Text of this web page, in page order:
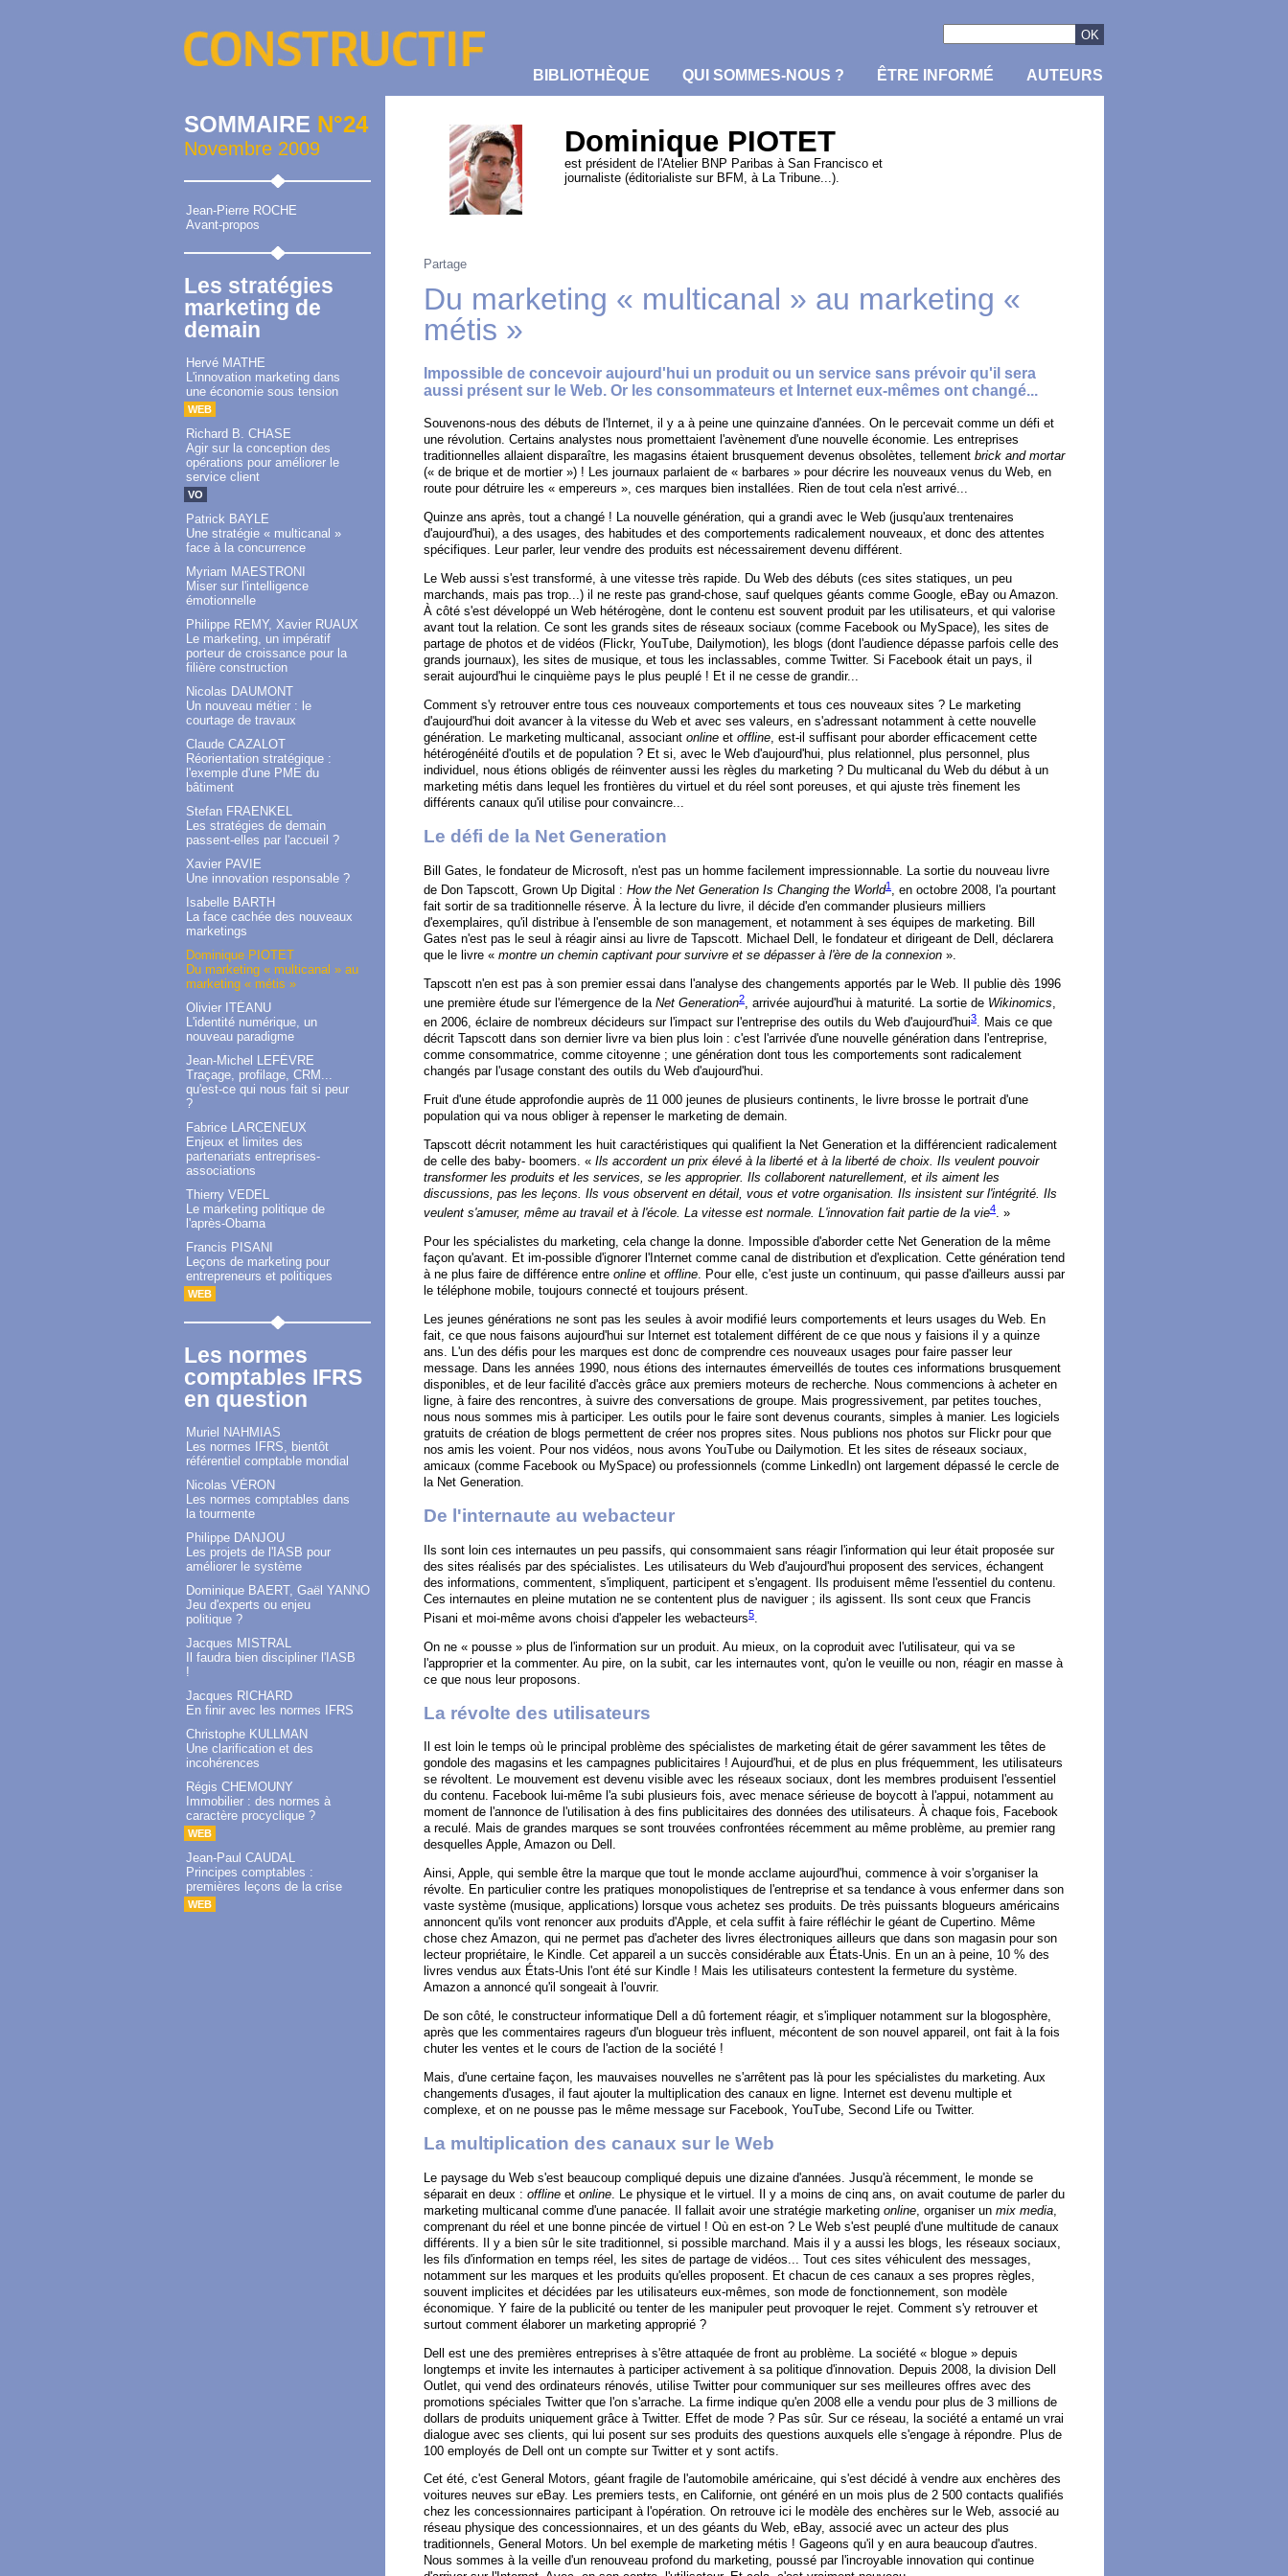
BIBLIOTHÈQUE QUI SOMMES-NOUS ? ÊTRE INFORMÉ AUTEURS
SOMMAIRE N°24
Novembre 2009
Jean-Pierre ROCHE
Avant-propos
Les stratégies
marketing de
demain
Hervé MATHE
L'innovation marketing dans
une économie sous tension
WEB
Richard B. CHASE
Agir sur la conception des
opérations pour améliorer le
service client
VO
Patrick BAYLE
Une stratégie « multicanal »
face à la concurrence
Myriam MAESTRONI
Miser sur l'intelligence
émotionnelle
Philippe REMY, Xavier RUAUX
Le marketing, un impératif
porteur de croissance pour la
filière construction
Nicolas DAUMONT
Un nouveau métier : le
courtage de travaux
Claude CAZALOT
Réorientation stratégique :
l'exemple d'une PME du
bâtiment
Stefan FRAENKEL
Les stratégies de demain
passent-elles par l'accueil ?
Xavier PAVIE
Une innovation responsable ?
Isabelle BARTH
La face cachée des nouveaux
marketings
Dominique PIOTET
Du marketing « multicanal » au
marketing « métis »
Olivier ITÉANU
L'identité numérique, un
nouveau paradigme
Jean-Michel LEFÈVRE
Traçage, profilage, CRM...
qu'est-ce qui nous fait si peur
?
Fabrice LARCENEUX
Enjeux et limites des
partenariats entreprises-
associations
Thierry VEDEL
Le marketing politique de
l'après-Obama
Francis PISANI
Leçons de marketing pour
entrepreneurs et politiques
WEB
Les normes
comptables IFRS
en question
Muriel NAHMIAS
Les normes IFRS, bientôt
référentiel comptable mondial
Nicolas VÉRON
Les normes comptables dans
la tourmente
Philippe DANJOU
Les projets de l'IASB pour
améliorer le système
Dominique BAERT, Gaël YANNO
Jeu d'experts ou enjeu
politique ?
Jacques MISTRAL
Il faudra bien discipliner l'IASB
!
Jacques RICHARD
En finir avec les normes IFRS
Christophe KULLMAN
Une clarification et des
incohérences
Régis CHEMOUNY
Immobilier : des normes à
caractère procyclique ?
WEB
Jean-Paul CAUDAL
Principes comptables :
premières leçons de la crise
WEB
Dominique PIOTET
est président de l'Atelier BNP Paribas à San Francisco et
journaliste (éditorialiste sur BFM, à La Tribune...).
Partage
Du marketing « multicanal » au marketing «
métis »
Impossible de concevoir aujourd'hui un produit ou un service sans prévoir qu'il sera
aussi présent sur le Web. Or les consommateurs et Internet eux-mêmes ont changé...
Souvenons-nous des débuts de l'Internet, il y a à peine une quinzaine d'années. On le percevait comme un défi et
une révolution. Certains analystes nous promettaient l'avènement d'une nouvelle économie. Les entreprises
traditionnelles allaient disparaître, les magasins étaient brusquement devenus obsolètes, tellement brick and mortar
(« de brique et de mortier ») ! Les journaux parlaient de « barbares » pour décrire les nouveaux venus du Web, en
route pour détruire les « empereurs », ces marques bien installées. Rien de tout cela n'est arrivé...
Quinze ans après, tout a changé ! La nouvelle génération, qui a grandi avec le Web (jusqu'aux trentenaires
d'aujourd'hui), a des usages, des habitudes et des comportements radicalement nouveaux, et donc des attentes
spécifiques. Leur parler, leur vendre des produits est nécessairement devenu différent.
Le Web aussi s'est transformé, à une vitesse très rapide. Du Web des débuts (ces sites statiques, un peu
marchands, mais pas trop...) il ne reste pas grand-chose, sauf quelques géants comme Google, eBay ou Amazon.
À côté s'est développé un Web hétérogène, dont le contenu est souvent produit par les utilisateurs, et qui valorise
avant tout la relation. Ce sont les grands sites de réseaux sociaux (comme Facebook ou MySpace), les sites de
partage de photos et de vidéos (Flickr, YouTube, Dailymotion), les blogs (dont l'audience dépasse parfois celle des
grands journaux), les sites de musique, et tous les inclassables, comme Twitter. Si Facebook était un pays, il
serait aujourd'hui le cinquième pays le plus peuplé ! Et il ne cesse de grandir...
Comment s'y retrouver entre tous ces nouveaux comportements et tous ces nouveaux sites ? Le marketing
d'aujourd'hui doit avancer à la vitesse du Web et avec ses valeurs, en s'adressant notamment à cette nouvelle
génération. Le marketing multicanal, associant online et offline , est-il suffisant pour aborder efficacement cette
hétérogénéité d'outils et de population ? Et si, avec le Web d'aujourd'hui, plus relationnel, plus personnel, plus
individuel, nous étions obligés de réinventer aussi les règles du marketing ? Du multicanal du Web du début à un
marketing métis dans lequel les frontières du virtuel et du réel sont poreuses, et qui ajuste très finement les
différents canaux qu'il utilise pour convaincre...
Le défi de la Net Generation
Bill Gates, le fondateur de Microsoft, n'est pas un homme facilement impressionnable. La sortie du nouveau livre
de Don Tapscott, Grown Up Digital : How the Net Generation Is Changing the World1
, en octobre 2008, l'a pourtant
fait sortir de sa traditionnelle réserve. À la lecture du livre, il décide d'en commander plusieurs milliers
d'exemplaires, qu'il distribue à l'ensemble de son management, et notamment à ses équipes de marketing. Bill
Gates n'est pas le seul à réagir ainsi au livre de Tapscott. Michael Dell, le fondateur et dirigeant de Dell, déclarera
que le livre « montre un chemin captivant pour survivre et se dépasser à l'ère de la connexion ».
Tapscott n'en est pas à son premier essai dans l'analyse des changements apportés par le Web. Il publie dès 1996
une première étude sur l'émergence de la Net Generation2, arrivée aujourd'hui à maturité. La sortie de Wikinomics,
en 2006, éclaire de nombreux décideurs sur l'impact sur l'entreprise des outils du Web d'aujourd'hui3. Mais ce que
décrit Tapscott dans son dernier livre va bien plus loin : c'est l'arrivée d'une nouvelle génération dans l'entreprise,
comme consommatrice, comme citoyenne ; une génération dont tous les comportements sont radicalement
changés par l'usage constant des outils du Web d'aujourd'hui.
Fruit d'une étude approfondie auprès de 11 000 jeunes de plusieurs continents, le livre brosse le portrait d'une
population qui va nous obliger à repenser le marketing de demain.
Tapscott décrit notamment les huit caractéristiques qui qualifient la Net Generation et la différencient radicalement
de celle des baby- boomers. « Ils accordent un prix élevé à la liberté et à la liberté de choix. Ils veulent pouvoir
transformer les produits et les services, se les approprier. Ils collaborent naturellement, et ils aiment les
discussions, pas les leçons. Ils vous observent en détail, vous et votre organisation. Ils insistent sur l'intégrité. Ils
veulent s'amuser, même au travail et à l'école. La vitesse est normale. L'innovation fait partie de la vie4. »
Pour les spécialistes du marketing, cela change la donne. Impossible d'aborder cette Net Generation de la même
façon qu'avant. Et im-possible d'ignorer l'Internet comme canal de distribution et d'explication. Cette génération tend
à ne plus faire de différence entre online et offline . Pour elle, c'est juste un continuum, qui passe d'ailleurs aussi par
le téléphone mobile, toujours connecté et toujours présent.
Les jeunes générations ne sont pas les seules à avoir modifié leurs comportements et leurs usages du Web. En
fait, ce que nous faisons aujourd'hui sur Internet est totalement différent de ce que nous y faisions il y a quinze
ans. L'un des défis pour les marques est donc de comprendre ces nouveaux usages pour faire passer leur
message. Dans les années 1990, nous étions des internautes émerveillés de toutes ces informations brusquement
disponibles, et de leur facilité d'accès grâce aux premiers moteurs de recherche. Nous commencions à acheter en
ligne, à faire des rencontres, à suivre des conversations de groupe. Mais progressivement, par petites touches,
nous nous sommes mis à participer. Les outils pour le faire sont devenus courants, simples à manier. Les logiciels
gratuits de création de blogs permettent de créer nos propres sites. Nous publions nos photos sur Flickr pour que
nos amis les voient. Pour nos vidéos, nous avons YouTube ou Dailymotion. Et les sites de réseaux sociaux,
amicaux (comme Facebook ou MySpace) ou professionnels (comme LinkedIn) ont largement dépassé le cercle de
la Net Generation.
De l'internaute au webacteur
Ils sont loin ces internautes un peu passifs, qui consommaient sans réagir l'information qui leur était proposée sur
des sites réalisés par des spécialistes. Les utilisateurs du Web d'aujourd'hui proposent des services, échangent
des informations, commentent, s'impliquent, participent et s'engagent. Ils produisent même l'essentiel du contenu.
Ces internautes en pleine mutation ne se contentent plus de naviguer ; ils agissent. Ils sont ceux que Francis
Pisani et moi-même avons choisi d'appeler les webacteurs5
On ne « pousse » plus de l'information sur un produit. Au mieux, on la coproduit avec l'utilisateur, qui va se
l'approprier et la commenter. Au pire, on la subit, car les internautes vont, qu'on le veuille ou non, réagir en masse à
ce que nous leur proposons.
La révolte des utilisateurs
Il est loin le temps où le principal problème des spécialistes de marketing était de gérer savamment les têtes de
gondole des magasins et les campagnes publicitaires ! Aujourd'hui, et de plus en plus fréquemment, les utilisateurs
se révoltent. Le mouvement est devenu visible avec les réseaux sociaux, dont les membres produisent l'essentiel
du contenu. Facebook lui-même l'a subi plusieurs fois, avec menace sérieuse de boycott à l'appui, notamment au
moment de l'annonce de l'utilisation à des fins publicitaires des données des utilisateurs. À chaque fois, Facebook
a reculé. Mais de grandes marques se sont trouvées confrontées récemment au même problème, au premier rang
desquelles Apple, Amazon ou Dell.
Ainsi, Apple, qui semble être la marque que tout le monde acclame aujourd'hui, commence à voir s'organiser la
révolte. En particulier contre les pratiques monopolistiques de l'entreprise et sa tendance à vous enfermer dans son
vaste système (musique, applications) lorsque vous achetez ses produits. De très puissants blogueurs américains
annoncent qu'ils vont renoncer aux produits d'Apple, et cela suffit à faire réfléchir le géant de Cupertino. Même
chose chez Amazon, qui ne permet pas d'acheter des livres électroniques ailleurs que dans son magasin pour son
lecteur propriétaire, le Kindle. Cet appareil a un succès considérable aux États-Unis. En un an à peine, 10 % des
livres vendus aux États-Unis l'ont été sur Kindle ! Mais les utilisateurs contestent la fermeture du système.
Amazon a annoncé qu'il songeait à l'ouvrir.
De son côté, le constructeur informatique Dell a dû fortement réagir, et s'impliquer notamment sur la blogosphère,
après que les commentaires rageurs d'un blogueur très influent, mécontent de son nouvel appareil, ont fait à la fois
chuter les ventes et le cours de l'action de la société !
Mais, d'une certaine façon, les mauvaises nouvelles ne s'arrêtent pas là pour les spécialistes du marketing. Aux
changements d'usages, il faut ajouter la multiplication des canaux en ligne. Internet est devenu multiple et
complexe, et on ne pousse pas le même message sur Facebook, YouTube, Second Life ou Twitter.
La multiplication des canaux sur le Web
Le paysage du Web s'est beaucoup compliqué depuis une dizaine d'années. Jusqu'à récemment, le monde se
séparait en deux : offline et online . Le physique et le virtuel. Il y a moins de cinq ans, on avait coutume de parler du
marketing multicanal comme d'une panacée. Il fallait avoir une stratégie marketing online , organiser un mix media
comprenant du réel et une bonne pincée de virtuel ! Où en est-on ? Le Web s'est peuplé d'une multitude de canaux
différents. Il y a bien sûr le site traditionnel, si possible marchand. Mais il y a aussi les blogs, les réseaux sociaux,
les fils d'information en temps réel, les sites de partage de vidéos... Tout ces sites véhiculent des messages,
notamment sur les marques et les produits qu'elles proposent. Et chacun de ces canaux a ses propres règles,
souvent implicites et décidées par les utilisateurs eux-mêmes, son mode de fonctionnement, son modèle
économique. Y faire de la publicité ou tenter de les manipuler peut provoquer le rejet. Comment s'y retrouver et
surtout comment élaborer un marketing approprié ?
Dell est une des premières entreprises à s'être attaquée de front au problème. La société « blogue » depuis
longtemps et invite les internautes à participer activement à sa politique d'innovation. Depuis 2008, la division Dell
Outlet, qui vend des ordinateurs rénovés, utilise Twitter pour communiquer sur ses meilleures offres avec des
promotions spéciales Twitter que l'on s'arrache. La firme indique qu'en 2008 elle a vendu pour plus de 3 millions de
dollars de produits uniquement grâce à Twitter. Effet de mode ? Pas sûr. Sur ce réseau, la société a entamé un vrai
dialogue avec ses clients, qui lui posent sur ses produits des questions auxquels elle s'engage à répondre. Plus de
100 employés de Dell ont un compte sur Twitter et y sont actifs.
Cet été, c'est General Motors, géant fragile de l'automobile américaine, qui s'est décidé à vendre aux enchères des
voitures neuves sur eBay. Les premiers tests, en Californie, ont généré en un mois plus de 2 500 contacts qualifiés
chez les concessionnaires participant à l'opération. On retrouve ici le modèle des enchères sur le Web, associé au
réseau physique des concessionnaires, et un des géants du Web, eBay, associé avec un acteur des plus
traditionnels, General Motors. Un bel exemple de marketing métis ! Gageons qu'il y en aura beaucoup d'autres.
Nous sommes à la veille d'un renouveau profond du marketing, poussé par l'incroyable innovation qui continue